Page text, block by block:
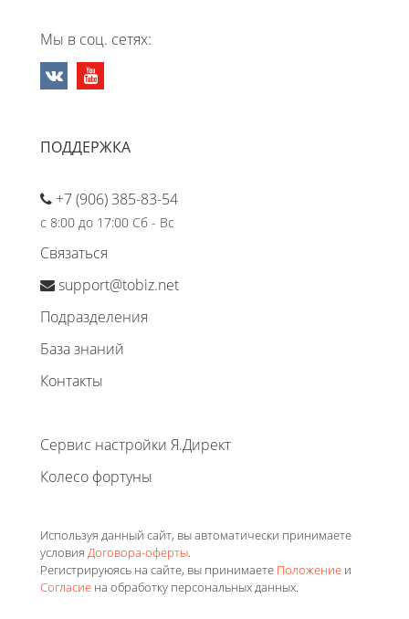
Мы в соц. сетях:
ПОДДЕРЖКА
+7 (906) 385-83-54
с 8:00 до 17:00 Сб - Вс
Связаться
support@tobiz.net
Подразделения
База знаний
Контакты
Сервис настройки Я.Директ
Колесо фортуны
Используя данный сайт, вы автоматически принимаете
условия Договора-оферты.
Регистрируюясь на сайте, вы принимаете Положение и
Согласие на обработку персональных данных.